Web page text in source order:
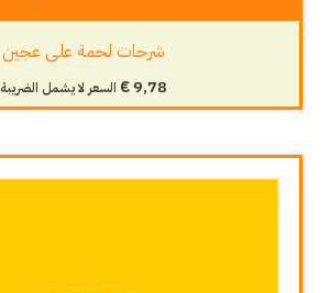
شرحات لحمة على عجين
€9,78 السعر لا يشمل الضريبة